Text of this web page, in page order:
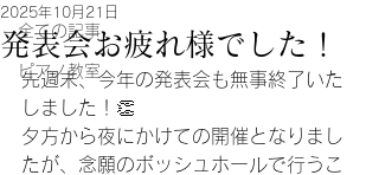
全ての記事
ピアノ教室
発表会お疲れ様でした！
2025年10月21日
先週末、今年の発表会も無事終了いた
しました！👏
夕方から夜にかけての開催となりまし
たが、念願のボッシュホールで行うこ